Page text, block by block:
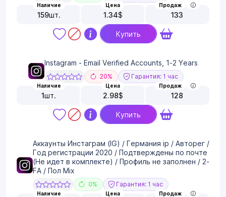
Наличие
159шт.
Цена
1.34$
Продаж
133
Купить
Instagram - Email Verified Accounts, 1-2 Years
20% Гарантия: 1 час
Наличие
1шт.
Цена
2.98$
Продаж
128
Купить
Аккаунты Инстаграм (IG) / Германия ip / Авторег /
Год регистрации 2020 / Подтверждены по почте
(Не идет в комплекте) / Профиль не заполнен / 2-
FA / Пол Mix
0% Гарантия: 1 час
Наличие Цена Продаж